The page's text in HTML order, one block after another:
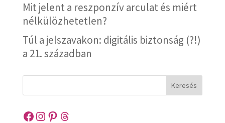
Mit jelent a reszponzív arculat és miért
nélkülözhetetlen?
Túl a jelszavakon: digitális biztonság (?!)
a 21. században
Keresés
Facebook
Instagram
Pinterest
Threads